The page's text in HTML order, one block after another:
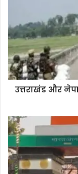
उत्तराखंड और